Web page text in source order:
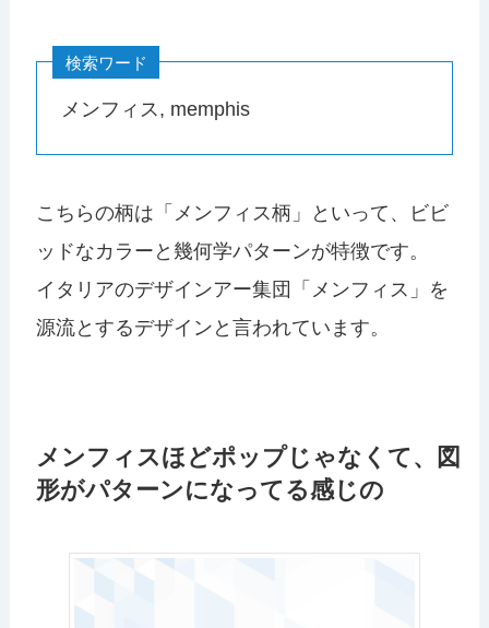
検索ワード
メンフィス, memphis
こちらの柄は「メンフィス柄」といって、ビビ
ッドなカラーと幾何学パターンが特徴です。
イタリアのデザインアー集団「メンフィス」を
源流とするデザインと言われています。
メンフィスほどポップじゃなくて、図
形がパターンになってる感じの